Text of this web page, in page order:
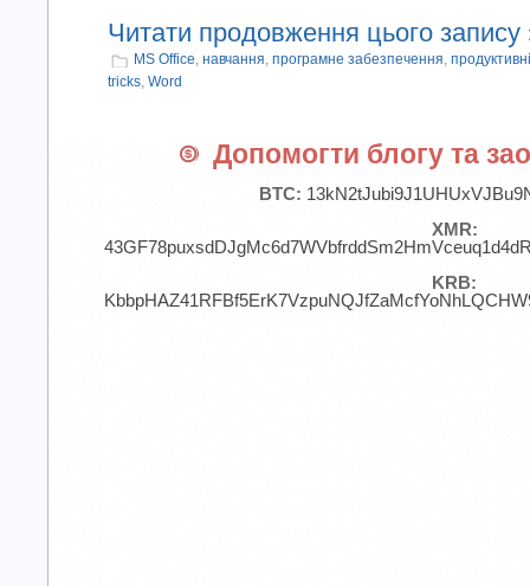
Читати продовження цього запису
MS Office, навчання, програмне забезпечення,
tricks, Word
Допомогти блогу та
BTC:
XMR:
KRB: